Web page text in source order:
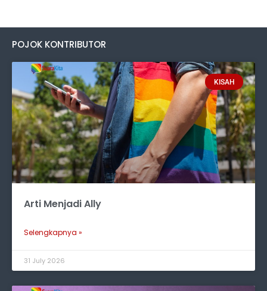
POJOK KONTRIBUTOR
KISAH
Arti Menjadi Ally
Selengkapnya »
31 July 2026